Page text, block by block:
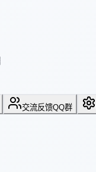
交流反馈QQ群